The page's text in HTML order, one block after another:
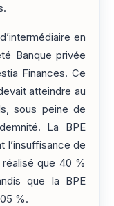
en
Banque privée
Finances. Ce
atteindre au
sous peine de
La BPE
l’insuffisance de
que 40 %
que la BPE
%.